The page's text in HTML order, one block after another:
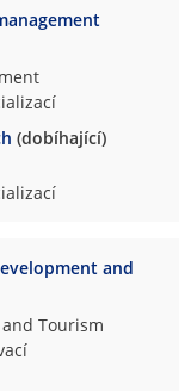
(dobíhající)
and
Tourism